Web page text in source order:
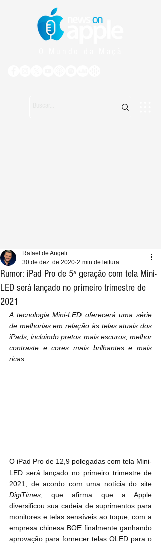
Rumor: iPad Pro de 5ª geração com tela Mini-
LED será lançado no primeiro trimestre de
2021
Rafael de Angeli
30 de dez. de 2020 2 min de leitura
A tecnologia Mini-LED oferecerá uma série
de melhorias em relação às telas atuais dos
iPads, incluindo pretos mais escuros, melhor
contraste e cores mais brilhantes e mais
ricas.
O iPad Pro de 12,9 polegadas com tela Mini-
LED será lançado no primeiro trimestre de
DigiTimes , que afirma que a Apple
diversificou sua cadeia de suprimentos para
monitores e telas sensíveis ao toque, com a
empresa chinesa BOE finalmente ganhando
aprovação para fornecer telas OLED para o